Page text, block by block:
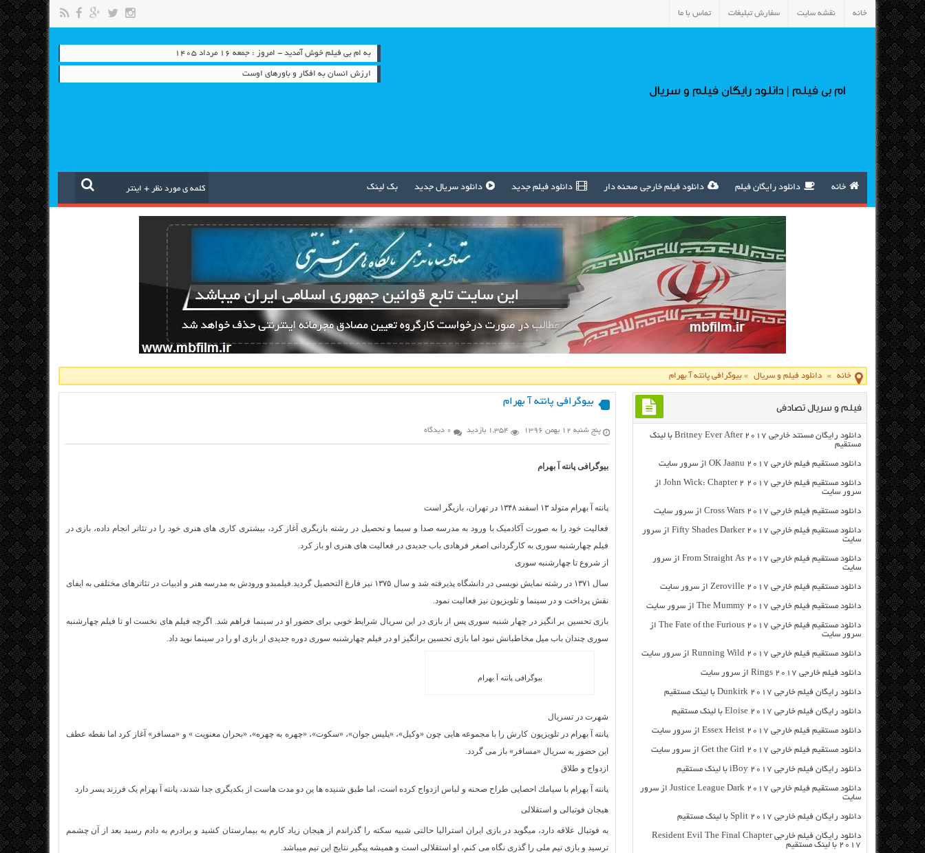
خانه نقشه سایت سفارش تبلیغات تماس با ما
ام بی فیلم | دانلود رایگان فیلم و سریال
به ام بی فیلم خوش آمدید - امروز : جمعه ۱۶ مرداد ۱۴۰۵
ارزش انسان به افکار و باورهای اوست
خانه دانلود رایگان فیلم دانلود فیلم خارجی صحنه دار دانلود فیلم جدید دانلود سریال جدید بک لینک
خانه » دانلود فیلم و سریال »بیوگرافی پانته آ بهرام
بیوگرافی پانته آ بهرام
پنج شنبه ۱۲ بهمن ۱۳۹۶ 1,354 بازدید 0 دیدگاه
بیوگرافی پانته آ بهرام
پانته آ بهرام متولد ۱۳ اسفند ۱۳۴۸ در تهران، بازیگر است
فعالیت خود را به صورت آکادمیک با ورود به مدرسه صدا و سیما و تحصیل در رشته بازیگری آغاز کرد، بیشتری کاری های هنری خود را در تئاتر انجام داده، بازی در
فیلم چهارشنبه سوری به کارگردانی اصغر فرهادی باب جدیدی در فعالیت های هنری او باز کرد.
از شروع تا چهارشنبه سوری
سال ۱۳۷۱ در رشته نمایش نویسی در دانشگاه پذیرفته شد و سال ۱۳۷۵ نیز فارغ التحصیل گردید. فیلمبدو ورودش به مدرسه هنر و ادبیات در تئاترهای مختلفی به ایفای
نقش پرداخت و در سینما و تلویزیون نیز فعالیت نمود.
بازی تحسین بر انگیز در چهار شنبه سوری پس از بازی در این سریال شرایط خوبی برای حضور او در سینما فراهم شد. اگرچه فیلم های نخست او تا فیلم چهارشنبه
سوری چندان باب میل مخاطبانش نبود اما بازی تحسین برانگیز او در فیلم چهارشنبه سوری دوره جدیدی از بازی او را در سینما نوید داد.
بیوگرافی پانته آ بهرام
شهرت در تسریال
پانته آ بهرام در تلویزیون کارش را با مجموعه هایی چون «وکیل»، «پلیس جوان»، «سکوت»، «چهره به چهره»، «بحران معنویت » و «مسافر» آغاز کرد اما نقطه عطف
این حضور به سریال «مسافر» باز می گردد.
ازدواج و طلاق
پانته آ بهرام با سیامك احصایی طراح صحنه و لباس ازدواج کرده است، اما طبق شنیده ها ین دو مدت هاست از بکدیگری جدا شدند، پانته آ بهرام یک فرزند پسر دارد
هیجان فوتبالی و استقلالی
به فوتبال علاقه دارد، میگوید در بازی ایران استرالیا حالتی شبیه سکته را گذراندم از هیجان زیاد کارم به بیمارستان کشید و برادرم به دادم رسید بعد از آن چشمم
ترسید و بازی تیم ملی را گذری نگاه می‌ کنم، او استقلالی است و همیشه پیگیر نتایج این تیم میباشد.
فیلم و سریال تصادفی
دانلود رایگان مسنتد خارجی Britney Ever After 2017 با لینک
مستقیم
دانلود مستقیم فیلم خارجی OK Jaanu 2017 از سرور سایت
دانلود مستقیم فیلم خارجی John Wick: Chapter 2 2017 از
سرور سایت
دانلود مستقیم فیلم خارجی Cross Wars 2017 از سرور سایت
دانلود مستقیم فیلم خارجی Fifty Shades Darker 2017 از سرور
سایت
دانلود مستقیم فیلم خارجی From Straight As 2017 از سرور
سایت
دانلود مستقیم فیلم خارجی Zeroville 2017 از سرور سایت
دانلود مستقیم فیلم خارجی The Mummy 2017 از سرور سایت
دانلود مستقیم فیلم خارجی The Fate of the Furious 2017 از
سرور سایت
دانلود مستقیم فیلم خارجی Running Wild 2017 از سرور سایت
دانلود فیلم خارجی Rings 2017 از سرور سایت
دانلود رایگان فیلم خارجی Dunkirk 2017 با لینک مستقیم
دانلود رایگان فیلم خارجی Eloise 2017 با لینک مستقیم
دانلود مستقیم فیلم خارجی Essex Heist 2017 از سرور سایت
دانلود مستقیم فیلم خارجی Get the Girl 2017 از سرور سایت
دانلود رایگان فیلم خارجی iBoy 2017 با لینک مستقیم
دانلود مستقیم فیلم خارجی Justice League Dark 2017 از سرور
سایت
دانلود رایگان فیلم خارجی Split 2017 با لینک مستقیم
دانلود رایگان فیلم خارجی Resident Evil The Final Chapter
2017 با لینک مستقیم